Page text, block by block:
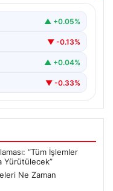
bayram
▲ +0.05%
▼ -0.13%
▲ +0.04%
▼ -0.33%
“Tüm İşlemler
Yürütülecek”
Ne Zaman